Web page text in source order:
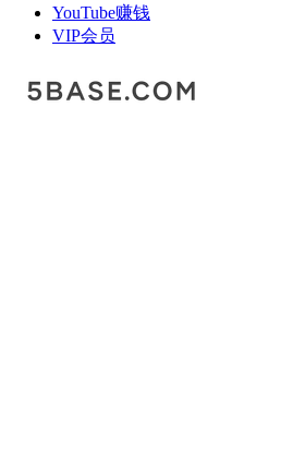
YouTube赚钱
VIP会员